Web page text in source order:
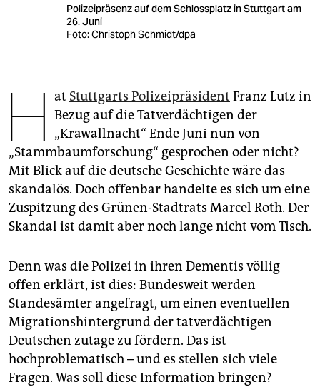
fragen & hilfe
genossenschaft
epaper login
Polizeipräsenz auf dem Schlossplatz in Stuttgart am
26. Juni
Foto: Christoph Schmidt/dpa
H at Stuttgarts Polizeipräsident Franz Lutz in
Bezug auf die Tatverdächtigen der
„Krawallnacht“ Ende Juni nun von
„Stammbaumforschung“ gesprochen oder nicht?
Mit Blick auf die deutsche Geschichte wäre das
skandalös. Doch offenbar handelte es sich um eine
Zuspitzung des Grünen-Stadtrats Marcel Roth. Der
Skandal ist damit aber noch lange nicht vom Tisch.
Denn was die Polizei in ihren Dementis völlig
offen erklärt, ist dies: Bundesweit werden
Standesämter angefragt, um einen eventuellen
Migrationshintergrund der tatverdächtigen
Deutschen zutage zu fördern. Das ist
hochproblematisch – und es stellen sich viele
Fragen. Was soll diese Information bringen?